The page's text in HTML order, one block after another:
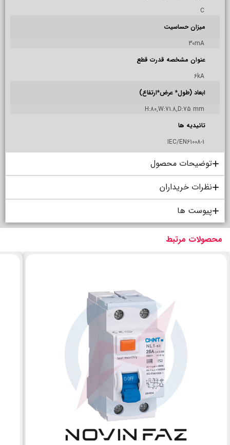
C
میزان حساسیت
30mA
عنوان مشخصه قدرت قطع
6kA
ابعاد (طول* عرض*ارتفاع)
H:80,W:71.8,D:75 mm
تائیدیه ها
IEC/EN61008-1
توضیحات محصول
نظرات خریداران
پیوست ها
محصولات مرتبط